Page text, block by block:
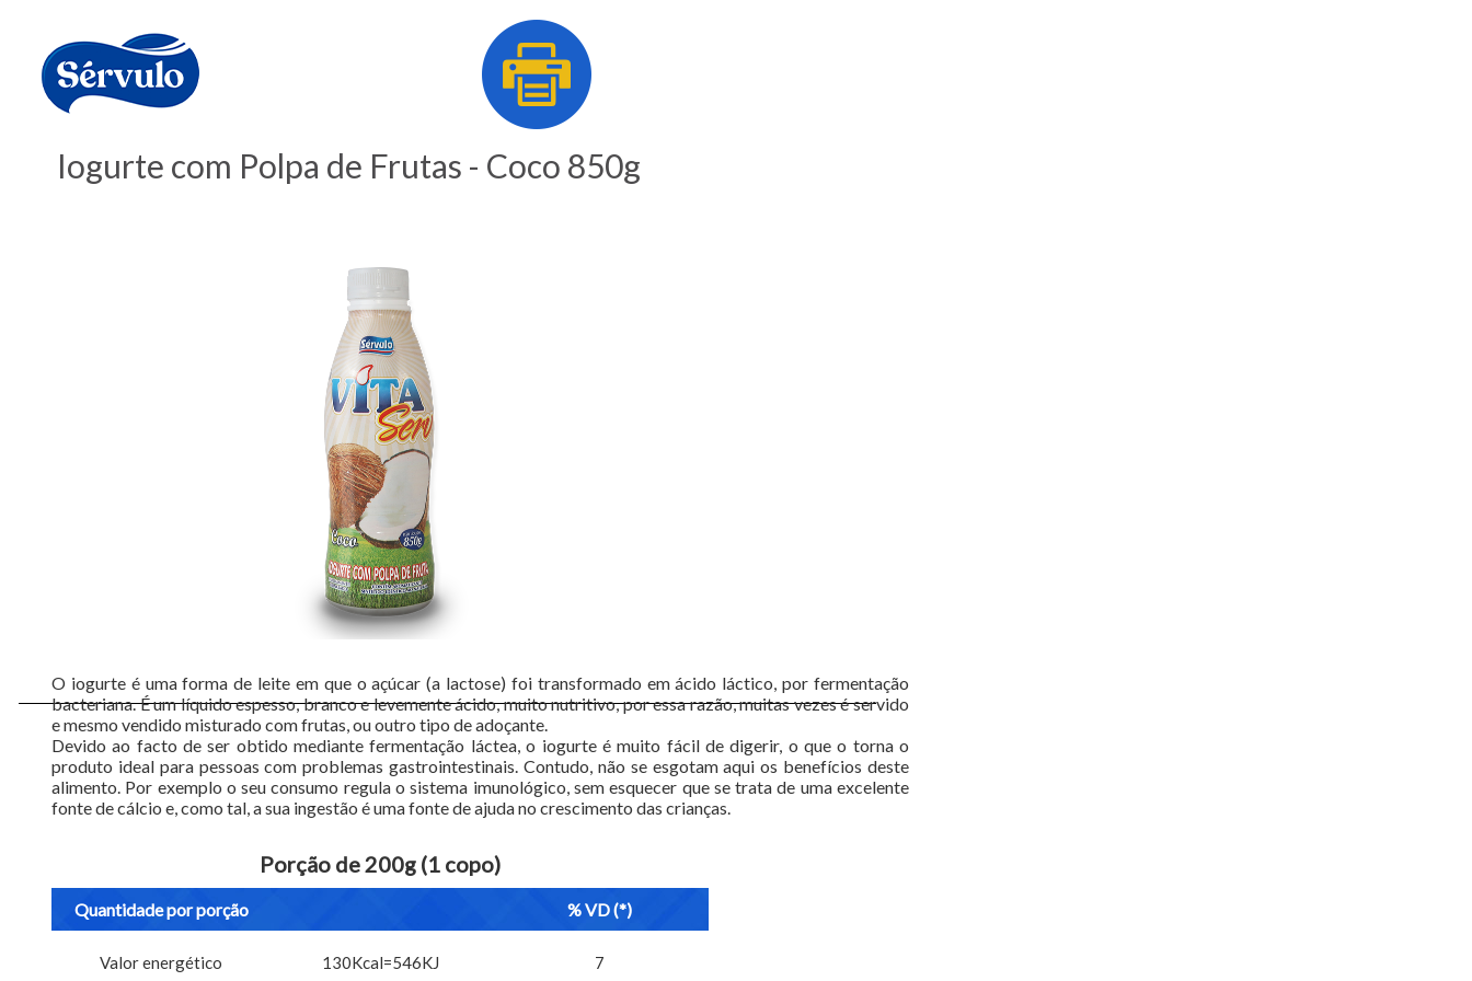
Iogurte com Polpa de Frutas - Coco 850g
O iogurte é uma forma de leite em que o açúcar (a lactose) foi transformado em ácido láctico, por fermentação
bacteriana. É um líquido espesso, branco e levemente ácido, muito nutritivo, por essa razão, muitas vezes é servido
e mesmo vendido misturado com frutas, ou outro tipo de adoçante.
Devido ao facto de ser obtido mediante fermentação láctea, o iogurte é muito fácil de digerir, o que o torna o
produto ideal para pessoas com problemas gastrointestinais. Contudo, não se esgotam aqui os benefícios deste
alimento. Por exemplo o seu consumo regula o sistema imunológico, sem esquecer que se trata de uma excelente
fonte de cálcio e, como tal, a sua ingestão é uma fonte de ajuda no crescimento das crianças.
Porção de 200g (1 copo)
Quantidade por porção % VD (*)
Valor energético 130Kcal=546KJ 7